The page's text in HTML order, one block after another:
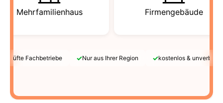
Mehrfamilienhaus Firmengebäude
Fachbetriebe ✓Nur aus Ihrer Region ✓kostenlos &